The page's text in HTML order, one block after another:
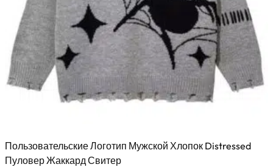
Пользовательские Логотип Мужской Хлопок Distressed
Пуловер Жаккард Свитер